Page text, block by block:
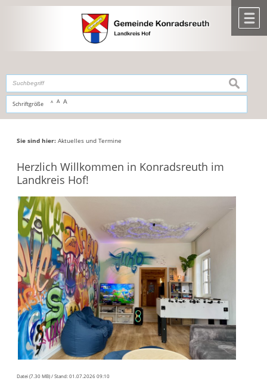
,zur Navigationoderzur Startseitespringen.
Schriftgröße A A A
suchen
Sie sind hier: Aktuelles und Termine
Herzlich Willkommen in Konradsreuth im
Landkreis Hof!
Datei (7.30 MB) Stand: 01.07.2026 09:10